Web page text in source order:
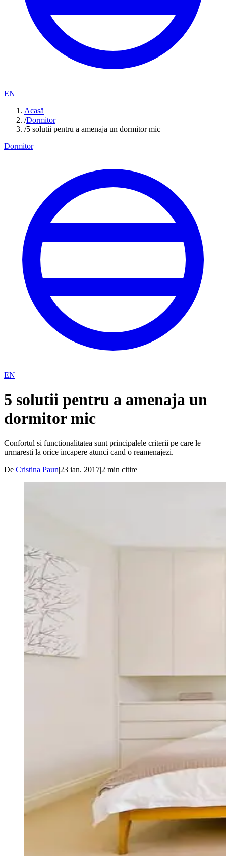
EN
Acasă
/Dormitor
/5 solutii pentru a amenaja un dormitor mic
Dormitor
EN
5 solutii pentru a amenaja un
dormitor mic
Confortul si functionalitatea sunt principalele criterii pe care le
urmaresti la orice incapere atunci cand o reamenajezi.
De Cristina Paun|23 ian. 2017|2 min citire